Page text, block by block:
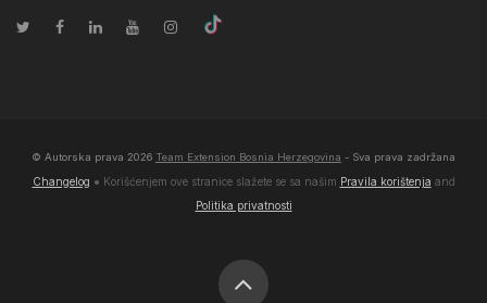
© Autorska prava 2026 Team Extension Bosnia Herzegovina - Sva prava zadržana
Changelog ● Korišćenjem ove stranice slažete se sa našim Pravila korištenja and
Politika privatnosti